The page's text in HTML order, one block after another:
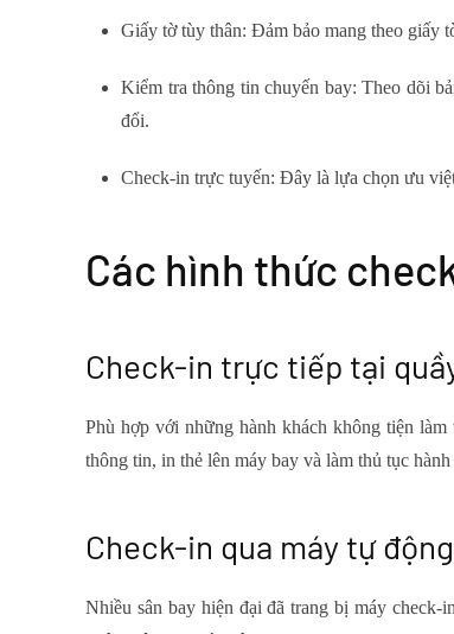
Giấy tờ tùy thân: Đảm bảo mang theo giấy
Kiểm tra thông tin chuyến bay: Theo dõi
đổi.
Check-in trực tuyến: Đây là lựa chọn ưu
Các hình thức
Check-in trực tiếp tại
Phù hợp với những hành khách không tiện
thông tin, in thẻ lên máy bay và làm thủ tục
Check-in qua máy tự động
Nhiều sân bay hiện đại đã trang bị máy